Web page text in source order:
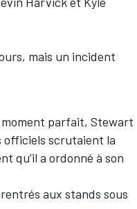
mais un incident
moment parfait, Stewart
officiels scrutaient la
qu’il a ordonné à son
aux stands sous